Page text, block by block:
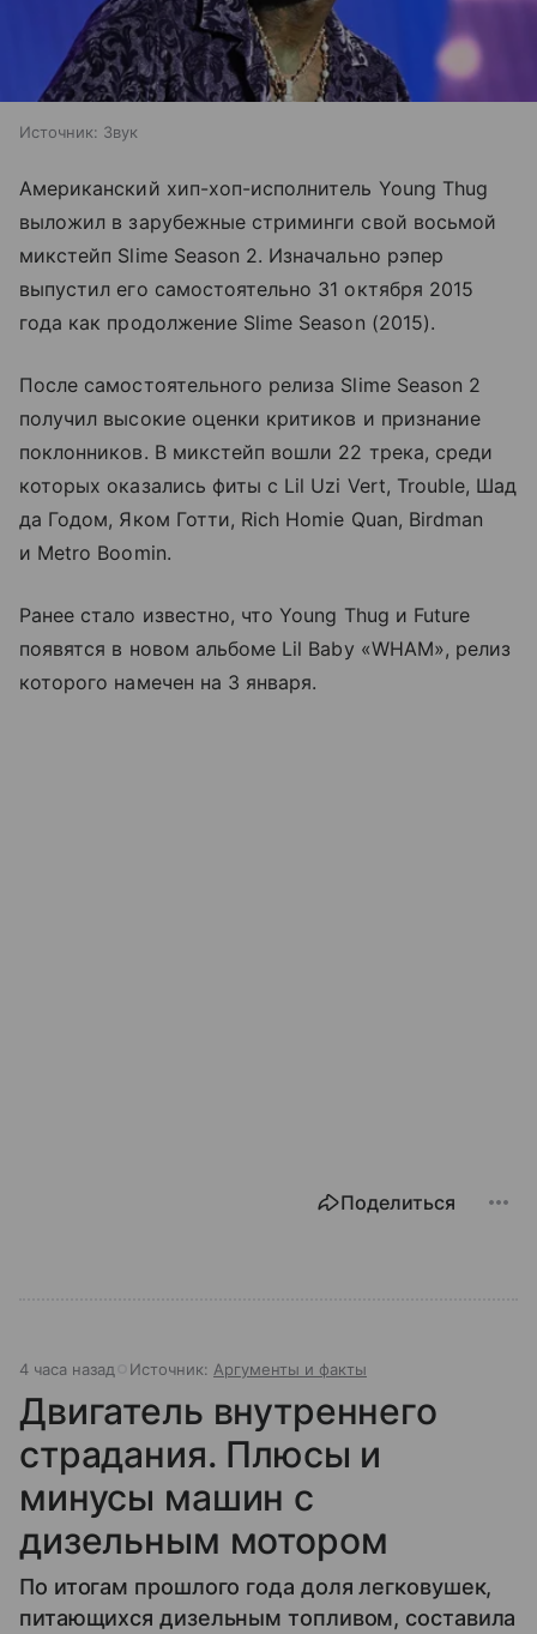
Источник: Звук
Американский хип-хоп-исполнитель Young Thug
выложил в зарубежные стриминги свой восьмой
микстейп Slime Season 2. Изначально рэпер
выпустил его самостоятельно 31 октября 2015
года как продолжение Slime Season (2015).
После самостоятельного релиза Slime Season 2
получил высокие оценки критиков и признание
поклонников. В микстейп вошли 22 трека, среди
которых оказались фиты с Lil Uzi Vert, Trouble, Шад
да Годом, Яком Готти, Rich Homie Quan, Birdman
и Metro Boomin.
Ранее стало известно, что Young Thug и Future
появятся в новом альбоме Lil Baby «WHAM», релиз
которого намечен на 3 января.
Поделиться
4 часа назад Источник: Аргументы и факты
Двигатель внутреннего
страдания. Плюсы и
минусы машин с
дизельным мотором
По итогам прошлого года доля легковушек,
питающихся дизельным топливом, составила